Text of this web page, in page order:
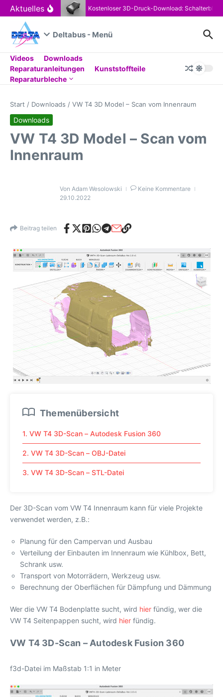
Zum Inhalt springen
Aktuelles Kostenloser 3D-Druck-Download:
Deltabus - Menü
Videos
Downloads
Reparaturanleitungen
Kunststoffteile
Reparaturbleche
Start / Downloads / VW T4 3D Model – Scan vom Innenraum
Downloads
VW T4 3D Model – Scan vom
Innenraum
Von Adam Wesolowski
Keine Kommentare
29.10.2022
Beitrag teilen
Themenübersicht
1. VW T4 3D-Scan – Autodesk Fusion 360
2. VW T4 3D-Scan – OBJ-Datei
3. VW T4 3D-Scan – STL-Datei
Der 3D-Scan vom VW T4 Innenraum kann für viele Projekte
verwendet werden, z.B.:
Planung für den Campervan und Ausbau
Verteilung der Einbauten im Innenraum wie Kühlbox, Bett,
Schrank usw.
Transport von Motorrädern, Werkzeug usw.
Berechnung der Oberflächen für Dämpfung und Dämmung
Wer die VW T4 Bodenplatte sucht, wird hier fündig, wer die
VW T4 Seitenpappen sucht, wird hier fündig.
VW T4 3D-Scan – Autodesk Fusion 360
f3d-Datei im Maßstab 1:1 in Meter